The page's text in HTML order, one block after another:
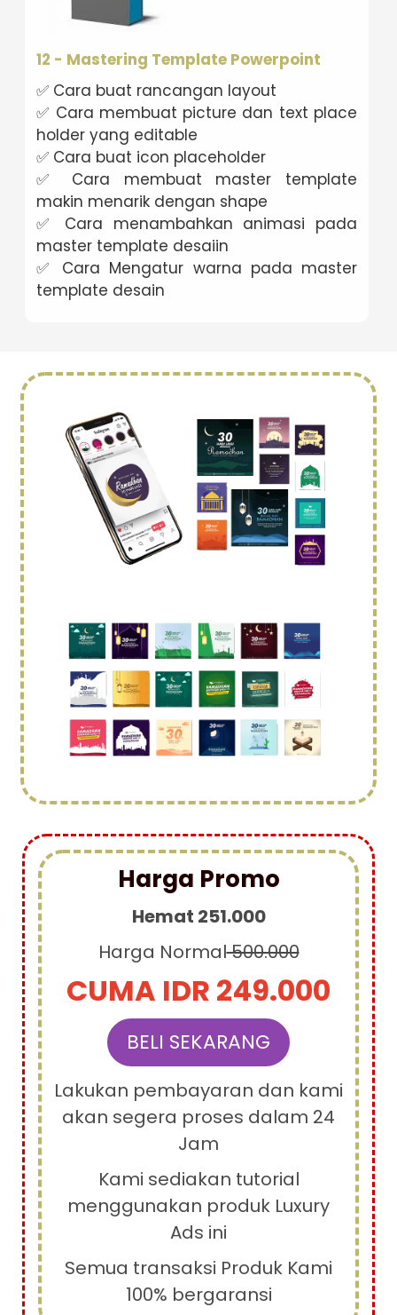
12 - Mastering Template Powerpoint
✅ Cara buat rancangan layout
✅ Cara membuat picture dan text place
holder yang editable
✅ Cara buat icon placeholder
✅ Cara membuat master template
makin menarik dengan shape
✅ Cara menambahkan animasi pada
master template desaiin
✅ Cara Mengatur warna pada master
template desain
Harga Promo
Hemat 251.000
Harga Normal500.000
CUMA IDR 249.000
BELI SEKARANG
Lakukan pembayaran dan kami
akan segera proses dalam 24
Jam
Kami sediakan tutorial
menggunakan produk Luxury
Ads ini
Semua transaksi Produk Kami
100% bergaransi